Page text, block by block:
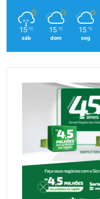
15 ℃
sáb
15 ℃
dom
15 ℃
seg